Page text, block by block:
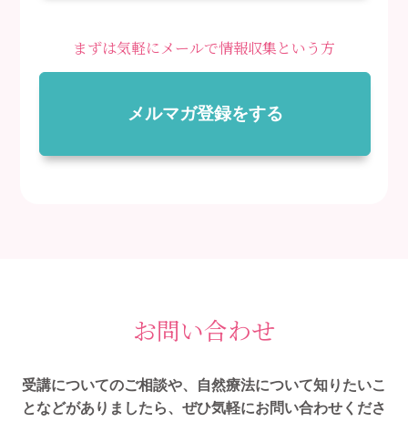
まずは気軽にメールで情報収集という方
メルマガ登録をする
お問い合わせ
受講についてのご相談や、自然療法について知りたいこ
となどがありましたら、ぜひ気軽にお問い合わせくださ